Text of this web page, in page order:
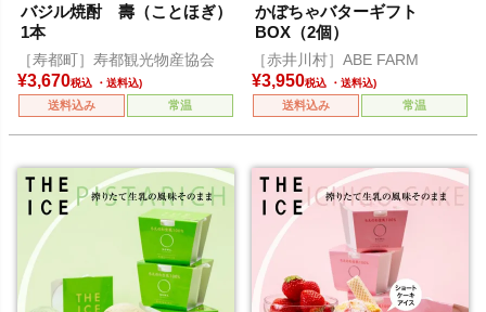
バジル焼酎 壽（ことほぎ）
1本
［寿都町］寿都観光物産協会
¥3,670税込
送料込み 常温
かぼちゃバターギフト
BOX（2個）
［赤井川村］ABE FARM
¥3,950税込
送料込み 常温